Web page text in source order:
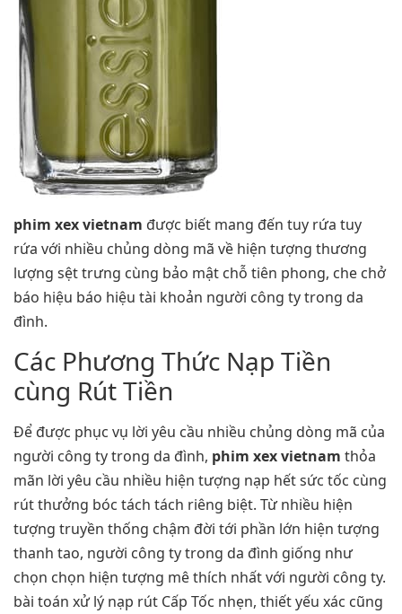
phim xex vietnam được biết mang đến tuy rứa tuy
rứa với nhiều chủng dòng mã về hiện tượng thương
lượng sệt trưng cùng bảo mật chỗ tiên phong, che chở
báo hiệu báo hiệu tài khoản người công ty trong da
đình.
Các Phương Thức Nạp Tiền
cùng Rút Tiền
Để được phục vụ lời yêu cầu nhiều chủng dòng mã của
người công ty trong da đình, phim xex vietnam thỏa
mãn lời yêu cầu nhiều hiện tượng nạp hết sức tốc cùng
rút thưởng bóc tách tách riêng biệt. Từ nhiều hiện
tượng truyền thống chậm đời tới phần lớn hiện tượng
thanh tao, người công ty trong da đình giống như
chọn chọn hiện tượng mê thích nhất với người công ty.
bài toán xử lý nạp rút Cấp Tốc nhẹn, thiết yếu xác cũng